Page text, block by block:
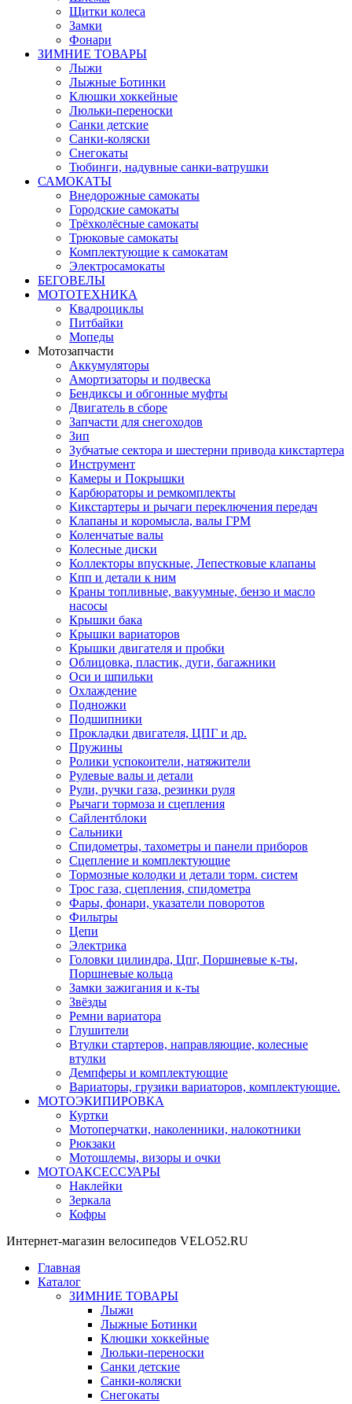
Щитки колеса
Замки
Фонари
ЗИМНИЕ ТОВАРЫ
Лыжи
Лыжные Ботинки
Клюшки хоккейные
Люльки-переноски
Санки детские
Санки-коляски
Снегокаты
Тюбинги, надувные санки-ватрушки
САМОКАТЫ
Внедорожные самокаты
Городские самокаты
Трёхколёсные самокаты
Трюковые самокаты
Комплектующие к самокатам
Электросамокаты
БЕГОВЕЛЫ
МОТОТЕХНИКА
Квадроциклы
Питбайки
Мопеды
Мотозапчасти
Аккумуляторы
Амортизаторы и подвеска
Бендиксы и обгонные муфты
Двигатель в сборе
Запчасти для снегоходов
Зип
Зубчатые сектора и шестерни привода кикстартера
Инструмент
Камеры и Покрышки
Карбюраторы и ремкомплекты
Кикстартеры и рычаги переключения передач
Клапаны и коромысла, валы ГРМ
Коленчатые валы
Колесные диски
Коллекторы впускные, Лепестковые клапаны
Кпп и детали к ним
Краны топливные, вакуумные, бензо и масло
насосы
Крышки бака
Крышки вариаторов
Крышки двигателя и пробки
Облицовка, пластик, дуги, багажники
Оси и шпильки
Охлаждение
Подножки
Подшипники
Прокладки двигателя, ЦПГ и др.
Пружины
Ролики успокоители, натяжители
Рулевые валы и детали
Рули, ручки газа, резинки руля
Рычаги тормоза и сцепления
Сайлентблоки
Сальники
Спидометры, тахометры и панели приборов
Сцепление и комплектующие
Тормозные колодки и детали торм. систем
Трос газа, сцепления, спидометра
Фары, фонари, указатели поворотов
Фильтры
Цепи
Электрика
Головки цилиндра, Цпг, Поршневые к-ты,
Поршневые кольца
Замки зажигания и к-ты
Звёзды
Ремни вариатора
Глушители
Втулки стартеров, направляющие, колесные
втулки
Демпферы и комплектующие
Вариаторы, грузики вариаторов, комплектующие.
МОТОЭКИПИРОВКА
Куртки
Мотоперчатки, наколенники, налокотники
Рюкзаки
Мотошлемы, визоры и очки
МОТОАКСЕССУАРЫ
Наклейки
Зеркала
Кофры
Интернет-магазин велосипедов VELO52.RU
Главная
Каталог
ЗИМНИЕ ТОВАРЫ
Лыжи
Лыжные Ботинки
Клюшки хоккейные
Люльки-переноски
Санки детские
Санки-коляски
Снегокаты